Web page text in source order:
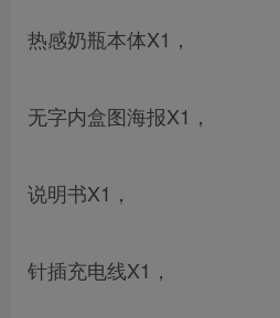
热感奶瓶本体X1，
无字内盒图海报X1，
说明书X1，
针插充电线X1，